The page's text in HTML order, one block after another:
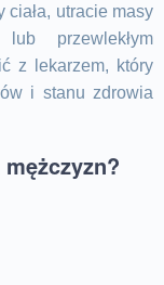
ciała, utracie masy
przewlekłym
z lekarzem, który
i stanu zdrowia